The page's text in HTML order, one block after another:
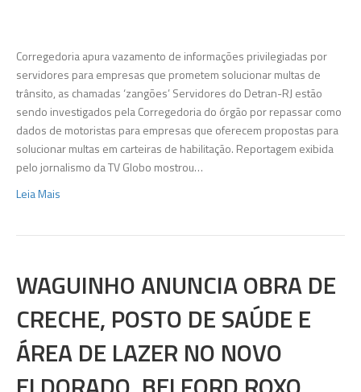
para
Corregedoria apura vazamento de informações privilegiadas por
servidores para empresas que prometem solucionar multas de
trânsito, as chamadas ‘zangões’ Servidores do Detran-RJ estão
sendo investigados pela Corregedoria do órgão por repassar como
dados de motoristas para empresas que oferecem propostas para
solucionar multas em carteiras de habilitação. Reportagem exibida
pelo jornalismo da TV Globo mostrou…
Leia Mais
WAGUINHO ANUNCIA OBRA DE
CRECHE, POSTO DE SAÚDE E
ÁREA DE LAZER NO NOVO